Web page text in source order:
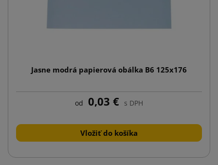
Jasne modrá papierová obálka B6 125x176
od 0,03 € s DPH
Vložiť do košíka